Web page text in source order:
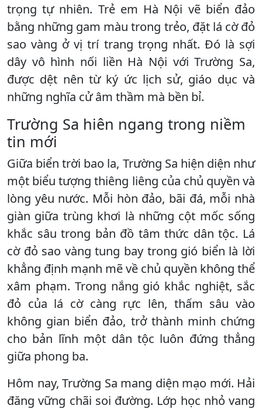
trọng tự nhiên. Trẻ em Hà Nội vẽ biển đảo
bằng những gam màu trong trẻo, đặt lá cờ đỏ
sao vàng ở vị trí trang trọng nhất. Đó là sợi
dây vô hình nối liền Hà Nội với Trường Sa,
được dệt nên từ ký ức lịch sử, giáo dục và
những nghĩa cử âm thầm mà bền bỉ.
Trường Sa hiên ngang trong niềm
tin mới
Giữa biển trời bao la, Trường Sa hiện diện như
một biểu tượng thiêng liêng của chủ quyền và
lòng yêu nước. Mỗi hòn đảo, bãi đá, mỗi nhà
giàn giữa trùng khơi là những cột mốc sống
khắc sâu trong bản đồ tâm thức dân tộc. Lá
cờ đỏ sao vàng tung bay trong gió biển là lời
khẳng định mạnh mẽ về chủ quyền không thể
xâm phạm. Trong nắng gió khắc nghiệt, sắc
đỏ của lá cờ càng rực lên, thấm sâu vào
không gian biển đảo, trở thành minh chứng
cho bản lĩnh một dân tộc luôn đứng thẳng
giữa phong ba.
Hôm nay, Trường Sa mang diện mạo mới. Hải
đăng vững chãi soi đường. Lớp học nhỏ vang